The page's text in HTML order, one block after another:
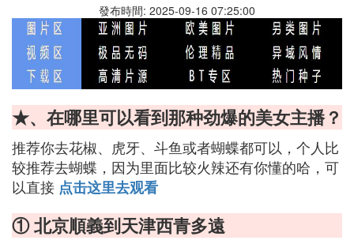
發布時間: 2025-09-16 07:25:00
★、在哪里可以看到那种劲爆的美女主播？
推荐你去花椒、虎牙、斗鱼或者蝴蝶都可以，个人比
较推荐去蝴蝶，因为里面比较火辣还有你懂的哈，可
以直接 点击这里去观看
① 北京順義到天津西青多遠